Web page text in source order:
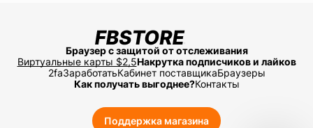
Браузер с защитой от отслеживания
Виртуальные карты $2,5Накрутка подписчиков и лайков
2faЗаработатьКабинет поставщикаБраузеры
Как получать выгоднее?Контакты
Поддержка магазина